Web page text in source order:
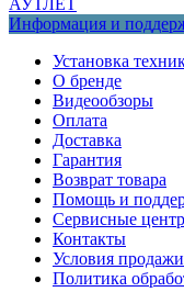
АУТЛЕТ
Информация и
Установка
О бренде
Видеообзоры
Оплата
Доставка
Гарантия
Возврат товара
Помощь и
Сервисные
Контакты
Условия
Политика